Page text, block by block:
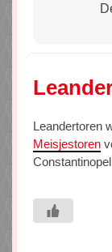
Leandertoren
Meisjestoren